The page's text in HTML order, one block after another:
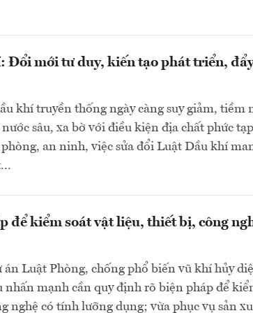
Đổi mới tư duy, kiến tạo phát triển,
khí truyền thống ngày càng suy giảm, tiềm
sâu, xa bờ với điều kiện địa chất phức
an ninh, việc sửa đổi Luật Dầu khí
để kiểm soát vật liệu, thiết bị, công
án Luật Phòng, chống phổ biến vũ khí hủy
nhấn mạnh cần quy định rõ biện pháp để
nghệ có tính lưỡng dụng; vừa phục vụ sản